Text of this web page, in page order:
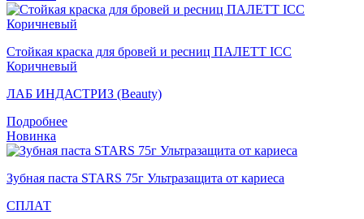
Стойкая краска для бровей и ресниц ПАЛЕТТ ICC
Коричневый
ЛАБ ИНДАСТРИЗ (Beauty)
Подробнее
Новинка
Зубная паста STARS 75г Ультразащита от кариеса
СПЛАТ